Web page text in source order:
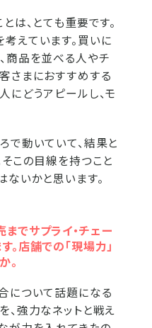
は、とても重要です。
えています。買いに
商品を並べる人やチ
さまにおすすめする
にどうアピールし、モ
で動いていて、結果と
そこの目線を持つこと
ないかと思います。
でサプライ・チェー
。店舗での「現場力」
。
について話題になる
、強力なネットと戦え